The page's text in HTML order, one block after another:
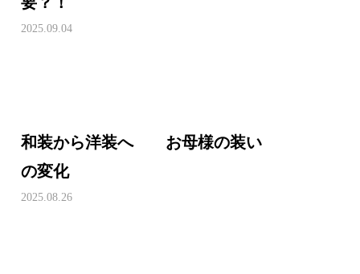
2025.09.04
和装から洋装へ お母様の装い
の変化
2025.08.26